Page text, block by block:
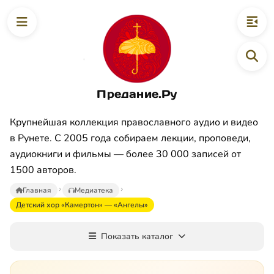
Предание.Ру
Крупнейшая коллекция православного аудио и видео
в Рунете. С 2005 года собираем лекции, проповеди,
аудиокниги и фильмы — более 30 000 записей от
1500 авторов.
Главная
Медиатека
Детский хор «Камертон» — «Ангелы»
Показать каталог